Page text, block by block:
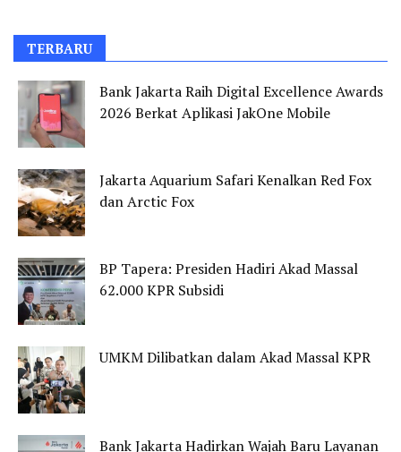
TERBARU
Bank Jakarta Raih Digital Excellence Awards
2026 Berkat Aplikasi JakOne Mobile
Jakarta Aquarium Safari Kenalkan Red Fox
dan Arctic Fox
BP Tapera: Presiden Hadiri Akad Massal
62.000 KPR Subsidi
UMKM Dilibatkan dalam Akad Massal KPR
Bank Jakarta Hadirkan Wajah Baru Layanan